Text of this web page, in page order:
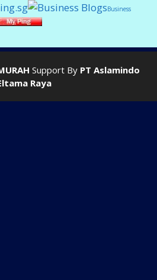
Business
Support By PT Aslamindo
Raya